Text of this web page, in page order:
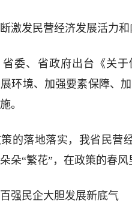
激发民营经济发展活力和
委、省政府出台《关
环境、加强要素保障、
。
的落地落实，我省民营
朵“繁花”，在政策的春风
强民企大胆发展新底气